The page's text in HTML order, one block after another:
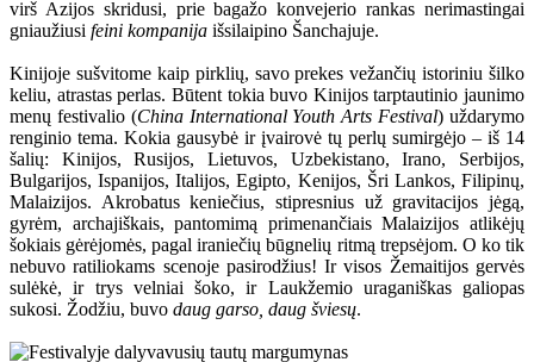
virš Azijos skridusi, prie bagažo konvejerio rankas nerimastingai
gniaužiusi feini kompanija išsilaipino Šanchajuje.
Kinijoje sušvitome kaip pirklių, savo prekes vežančių istoriniu šilko
keliu, atrastas perlas. Būtent tokia buvo Kinijos tarptautinio jaunimo
menų festivalio (China International Youth Arts Festival) uždarymo
renginio tema. Kokia gausybė ir įvairovė tų perlų sumirgėjo – iš 14
šalių: Kinijos, Rusijos, Lietuvos, Uzbekistano, Irano, Serbijos,
Bulgarijos, Ispanijos, Italijos, Egipto, Kenijos, Šri Lankos, Filipinų,
Malaizijos. Akrobatus keniečius, stipresnius už gravitacijos jėgą,
gyrėm, archajiškais, pantomimą primenančiais Malaizijos atlikėjų
šokiais gėrėjomės, pagal iraniečių būgnelių ritmą trepsėjom. O ko tik
nebuvo ratiliokams scenoje pasirodžius! Ir visos Žemaitijos gervės
sulėkė, ir trys velniai šoko, ir Laukžemio uraganiškas galiopas
sukosi. Žodžiu, buvo daug garso, daug šviesų.